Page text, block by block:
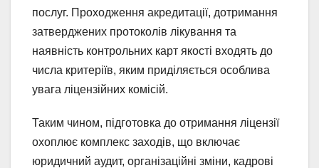
послуг. Проходження акредитації, дотримання
затверджених протоколів лікування та
наявність контрольних карт якості входять до
числа критеріїв, яким приділяється особлива
увага ліцензійних комісій.
Таким чином, підготовка до отримання ліцензії
охоплює комплекс заходів, що включає
юридичний аудит, організаційні зміни, кадрові